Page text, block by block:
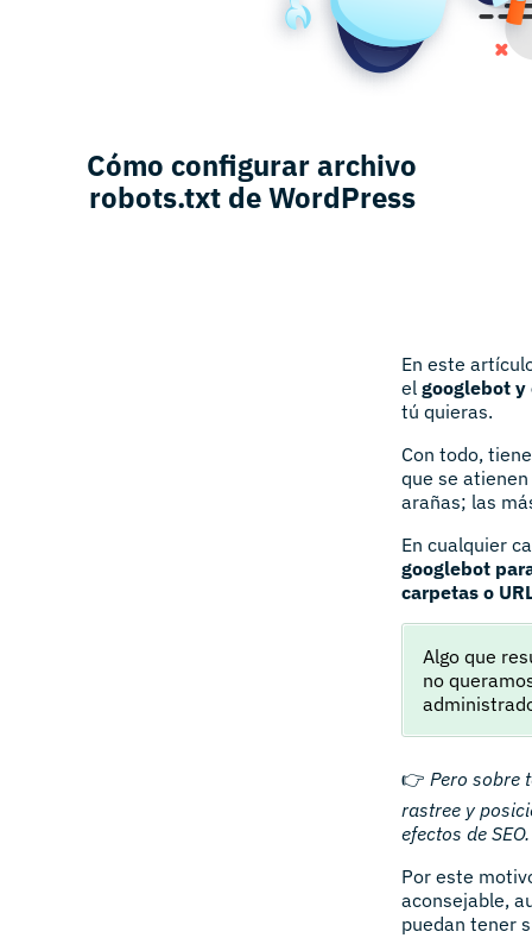
Cómo configurar archivo
robots.txt de WordPress
En este
el googlebot y
tú quieras.
Con todo,
que se
arañas; las
En cualquier
googlebot
carpetas o
Algo que
no
👉 Pero sobre
rastree y
efectos de SEO.
Por este
aconsejable,
puedan tener